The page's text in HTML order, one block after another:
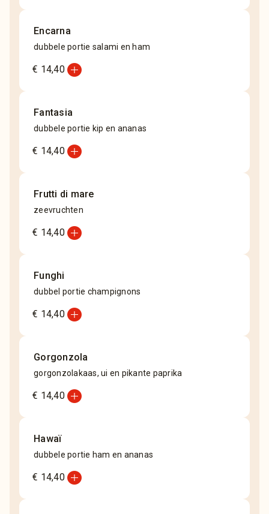
Encarna
dubbele portie salami en ham
€ 14,40add_circle
Fantasia
dubbele portie kip en ananas
€ 14,40add_circle
Frutti di mare
zeevruchten
€ 14,40add_circle
Funghi
dubbel portie champignons
€ 14,40add_circle
Gorgonzola
gorgonzolakaas, ui en pikante paprika
€ 14,40add_circle
Hawaï
dubbele portie ham en ananas
€ 14,40add_circle